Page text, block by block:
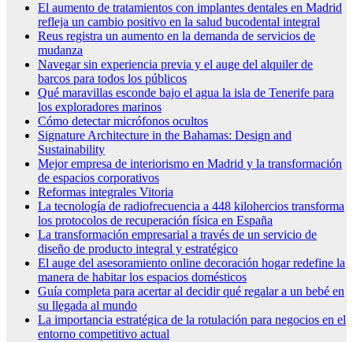
El aumento de tratamientos con implantes dentales en Madrid
refleja un cambio positivo en la salud bucodental integral
Reus registra un aumento en la demanda de servicios de
mudanza
Navegar sin experiencia previa y el auge del alquiler de
barcos para todos los públicos
Qué maravillas esconde bajo el agua la isla de Tenerife para
los exploradores marinos
Cómo detectar micrófonos ocultos
Signature Architecture in the Bahamas: Design and
Sustainability
Mejor empresa de interiorismo en Madrid y la transformación
de espacios corporativos
Reformas integrales Vitoria
La tecnología de radiofrecuencia a 448 kilohercios transforma
los protocolos de recuperación física en España
La transformación empresarial a través de un servicio de
diseño de producto integral y estratégico
El auge del asesoramiento online decoración hogar redefine la
manera de habitar los espacios domésticos
Guía completa para acertar al decidir qué regalar a un bebé en
su llegada al mundo
La importancia estratégica de la rotulación para negocios en el
entorno competitivo actual